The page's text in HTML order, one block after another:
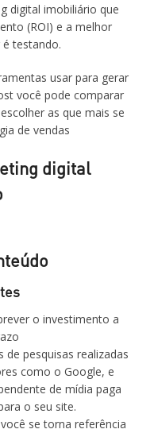
digital imobiliário que
(ROI) e a melhor
testando.
usar para gerar
você pode comparar
as que mais se
de vendas
digital
o investimento a
pesquisas realizadas
como o Google, e
de mídia paga
o seu site.
se torna referência